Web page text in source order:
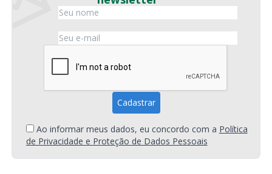
Ao informar meus dados, eu concordo com a Política
de Privacidade e Proteção de Dados Pessoais